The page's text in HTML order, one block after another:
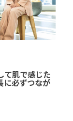
て肌で感じた
に必ずつなが